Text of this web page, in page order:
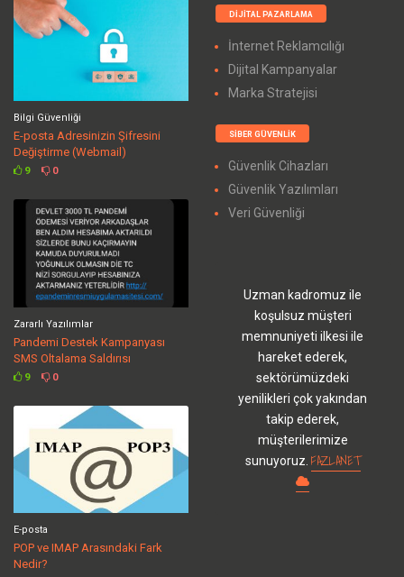
Bilgi Güvenliği
E-posta Adresinizin Şifresini
Değiştirme (Webmail)
9 0
Zararlı Yazılımlar
Pandemi Destek Kampanyası
SMS Oltalama Saldırısı
9 0
E-posta
POP ve IMAP Arasındaki Fark
Nedir?
DIJITAL PAZARLAMA
İnternet Reklamcılığı
Dijital Kampanyalar
Marka Stratejisi
SIBER GÜVENLIK
Güvenlik Cihazları
Güvenlik Yazılımları
Veri Güvenliği
Uzman kadromuz ile
koşulsuz müşteri
memnuniyeti ilkesi ile
hareket ederek,
sektörümüzdeki
yenilikleri çok yakından
takip ederek,
müşterilerimize
sunuyoruz. FAZLANET